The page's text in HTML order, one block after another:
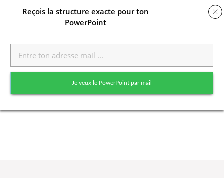
Reçois la structure exacte pour ton
PowerPoint
Je veux le PowerPoint par mail